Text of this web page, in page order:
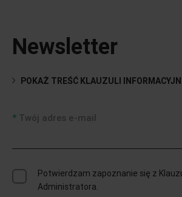
Newsletter
POKAŻ TREŚĆ KLAUZULI
Twój adres e-mail
Potwierdzam zapoznanie się z
Administratora.